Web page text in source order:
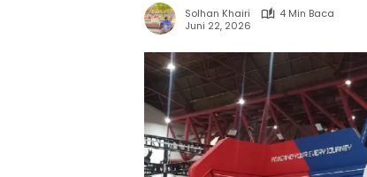
Solhan Khairi
4 Min Baca
Juni 22, 2026